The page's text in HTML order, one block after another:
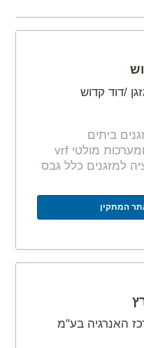
/דוד קדוש
ביתים
ותעשיתים .מיני מרכזי עילי ומערכות מולטי vrf
למזגנים כלל גבס
המתקין
האנרגיה בע"מ